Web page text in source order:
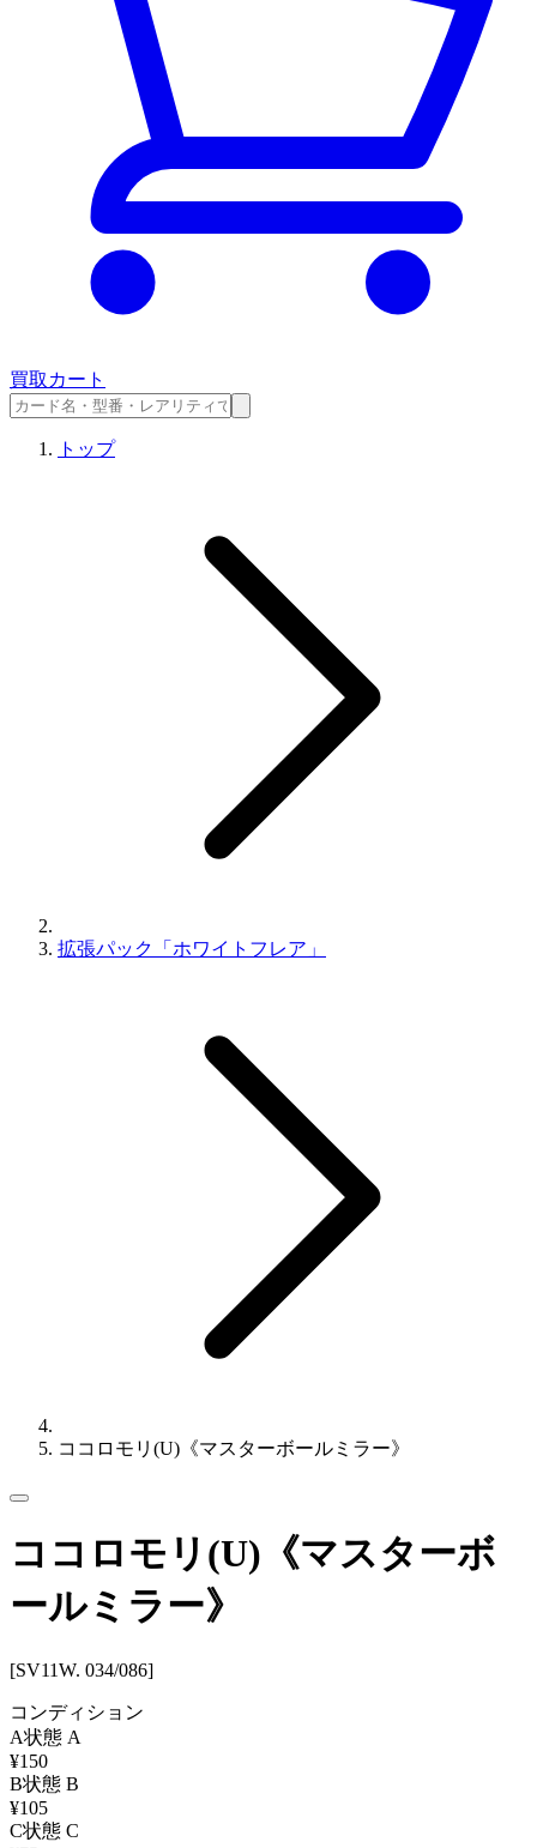
買取カート
トップ
拡張パック「ホワイトフレア」
ココロモリ(U)《マスターボールミラー》
ココロモリ(U)《マスターボ
ールミラー》
[SV11W. 034/086]
コンディション
A状態 A
¥150
B状態 B
¥105
C状態 C